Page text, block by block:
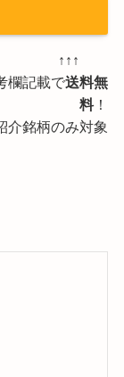
↑↑↑
欄記載で送料無
料！
介銘柄のみ対象